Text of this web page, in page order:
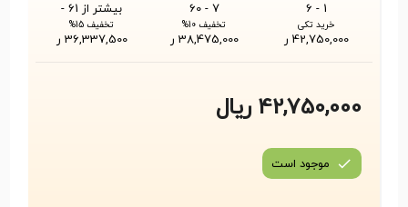
1 - 6
خرید تکی
42,750,000 ر
7 - 60
تخفیف 10%
38,475,000 ر
بیشتر از 61 -
تخفیف 15%
36,337,500 ر
42,750,000 ریال
موجود است